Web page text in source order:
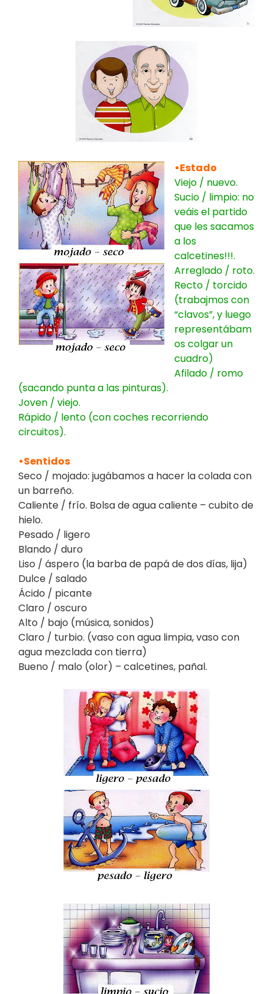
•Estado
Viejo / nuevo.
Sucio / limpio: no
veáis el partido
que les sacamos
a los
calcetines!!!.
Arreglado / roto.
Recto / torcido
(trabajmos con
“clavos”, y luego
representábam
os colgar un
cuadro)
Afilado / romo
(sacando punta a las pinturas).
Joven / viejo.
Rápido / lento (con coches recorriendo
circuitos).
•Sentidos
Seco / mojado: jugábamos a hacer la colada con
un barreño.
Caliente / frío. Bolsa de agua caliente – cubito de
hielo.
Pesado / ligero
Blando / duro
Liso / áspero (la barba de papá de dos días, lija)
Dulce / salado
Ácido / picante
Claro / oscuro
Alto / bajo (música, sonidos)
Claro / turbio. (vaso con agua limpia, vaso con
agua mezclada con tierra)
Bueno / malo (olor) – calcetines, pañal.